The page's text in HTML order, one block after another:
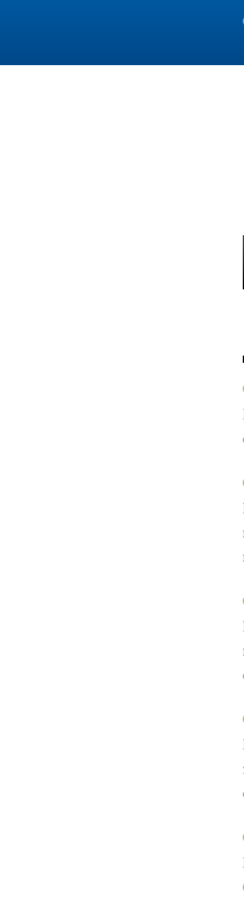
Информационно-аналитическое